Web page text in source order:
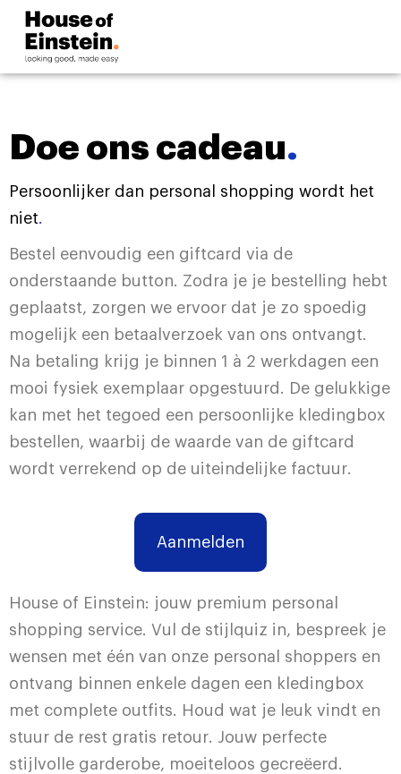
Doe ons cadeau.
Persoonlijker dan personal shopping wordt het
niet.
Bestel eenvoudig een giftcard via de
onderstaande button. Zodra je je bestelling hebt
geplaatst, zorgen we ervoor dat je zo spoedig
mogelijk een betaalverzoek van ons ontvangt.
Na betaling krijg je binnen 1 à 2 werkdagen een
mooi fysiek exemplaar opgestuurd. De gelukkige
kan met het tegoed een persoonlijke kledingbox
bestellen, waarbij de waarde van de giftcard
wordt verrekend op de uiteindelijke factuur.
Aanmelden
House of Einstein: jouw premium personal
shopping service. Vul de stijlquiz in, bespreek je
wensen met één van onze personal shoppers en
ontvang binnen enkele dagen een kledingbox
met complete outfits. Houd wat je leuk vindt en
stuur de rest gratis retour. Jouw perfecte
stijlvolle garderobe, moeiteloos gecreëerd.